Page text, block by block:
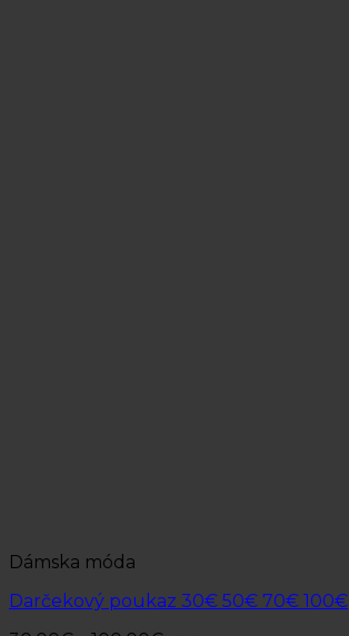
Dámska móda
Darčekový poukaz 30€ 50€ 70€ 100€